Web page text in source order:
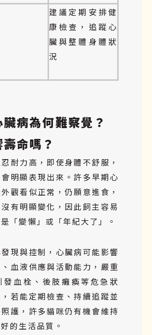
建議定期安排健
康檢查，追蹤心
臟與整體身體狀
況
病為何難察覺？
命嗎？
耐力高，即使身體不舒服，
明顯表現出來。許多早期心
觀看似正常，仍願意進食，
有明顯變化，因此飼主容易
「變懶」或「年紀大了」。
現與控制，心臟病可能影響
血液供應與活動能力，嚴重
發血栓、後肢癱瘓等危急狀
若能定期檢查、持續追蹤並
護，許多貓咪仍有機會維持
的生活品質。